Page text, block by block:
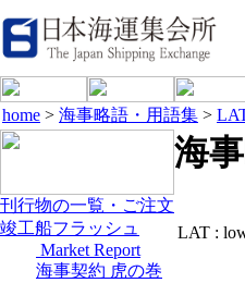
home > 海事略語・用語集 >
刊行物の一覧・ご注文
竣工船フラッシュ
Market Report
海事契約 虎の巻
海
LAT :